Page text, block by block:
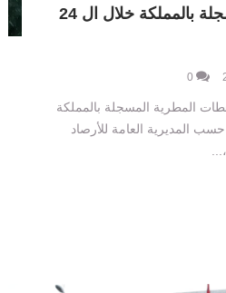
مقاييس الأمطار المسجلة بالمملكة خلال ال 24
0
المطرية المسجلة بالمملكة
حسب المديرية العامة للأرصاد